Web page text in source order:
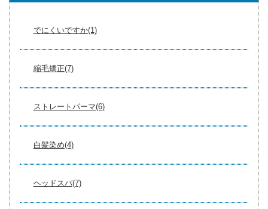
でにくいですか(1)
縮毛矯正(7)
ストレートパーマ(6)
白髪染め(4)
ヘッドスパ(7)